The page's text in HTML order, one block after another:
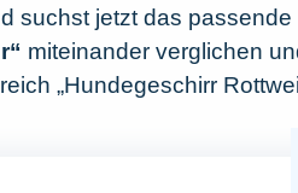
suchst jetzt das passende
miteinander verglichen
„Hundegeschirr